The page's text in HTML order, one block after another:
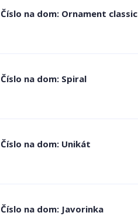
Číslo na dom: Ornament classic
Číslo na dom: Spiral
Číslo na dom: Unikát
Číslo na dom: Javorinka